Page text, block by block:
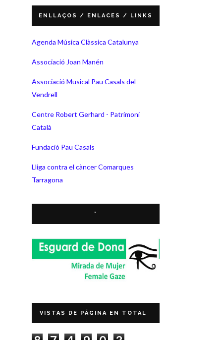
ENLLAÇOS / ENLACES / LINKS
Agenda Música Clàssica Catalunya
Associació Joan Manén
Associació Musical Pau Casals del
Vendrell
Centre Robert Gerhard - Patrimoni
Català
Fundació Pau Casals
Lliga contra el càncer Comarques
Tarragona
*
VISTAS DE PÁGINA EN TOTAL